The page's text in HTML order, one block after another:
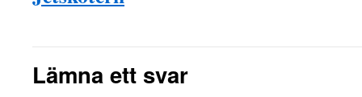
Lämna ett svar